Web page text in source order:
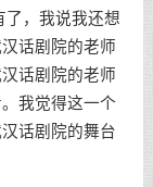
了，我说我还想
话剧院的老师
话剧院的老师
我觉得这一个
话剧院的舞台